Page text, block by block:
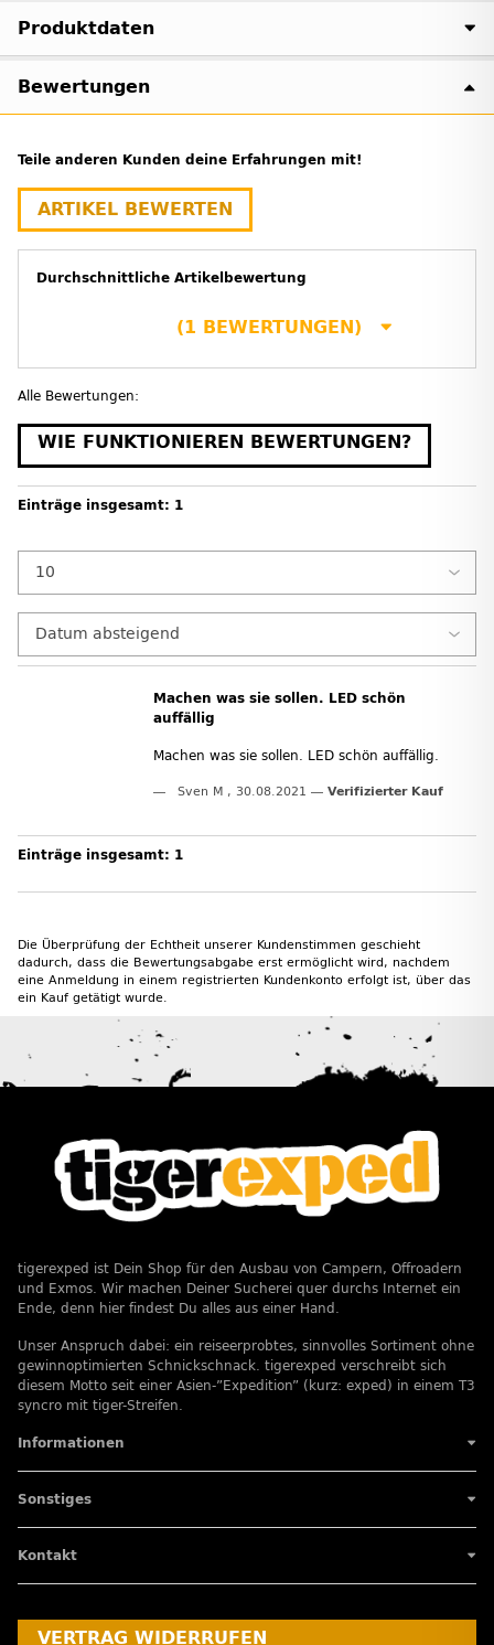
Produktdaten
Bewertungen
Durchschnittliche Artikelbewertung
(1 BEWERTUNGEN)
Teile anderen Kunden deine Erfahrungen mit!
ARTIKEL BEWERTEN
Alle Bewertungen:
WIE FUNKTIONIEREN BEWERTUNGEN?
Einträge insgesamt: 1
Machen was sie sollen. LED schön
auffällig
Machen was sie sollen. LED schön auffällig.
Sven M , 30.08.2021 Verifizierter Kauf
Einträge insgesamt: 1
Die Überprüfung der Echtheit unserer Kundenstimmen geschieht
dadurch, dass die Bewertungsabgabe erst ermöglicht wird, nachdem
eine Anmeldung in einem registrierten Kundenkonto erfolgt ist, über das
ein Kauf getätigt wurde.
tigerexped ist Dein Shop für den Ausbau von Campern, Offroadern
und Exmos. Wir machen Deiner Sucherei quer durchs Internet ein
Ende, denn hier findest Du alles aus einer Hand.
Unser Anspruch dabei: ein reiseerprobtes, sinnvolles Sortiment ohne
gewinnoptimierten Schnickschnack. tigerexped verschreibt sich
diesem Motto seit einer Asien-”Expedition” (kurz: exped) in einem T3
syncro mit tiger-Streifen.
Informationen
Sonstiges
Kontakt
VERTRAG WIDERRUFEN